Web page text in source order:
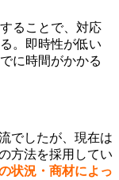
ることで、対応
。即時性が低い
に時間がかかる
でしたが、現在は
法を採用してい
状況・商材によっ